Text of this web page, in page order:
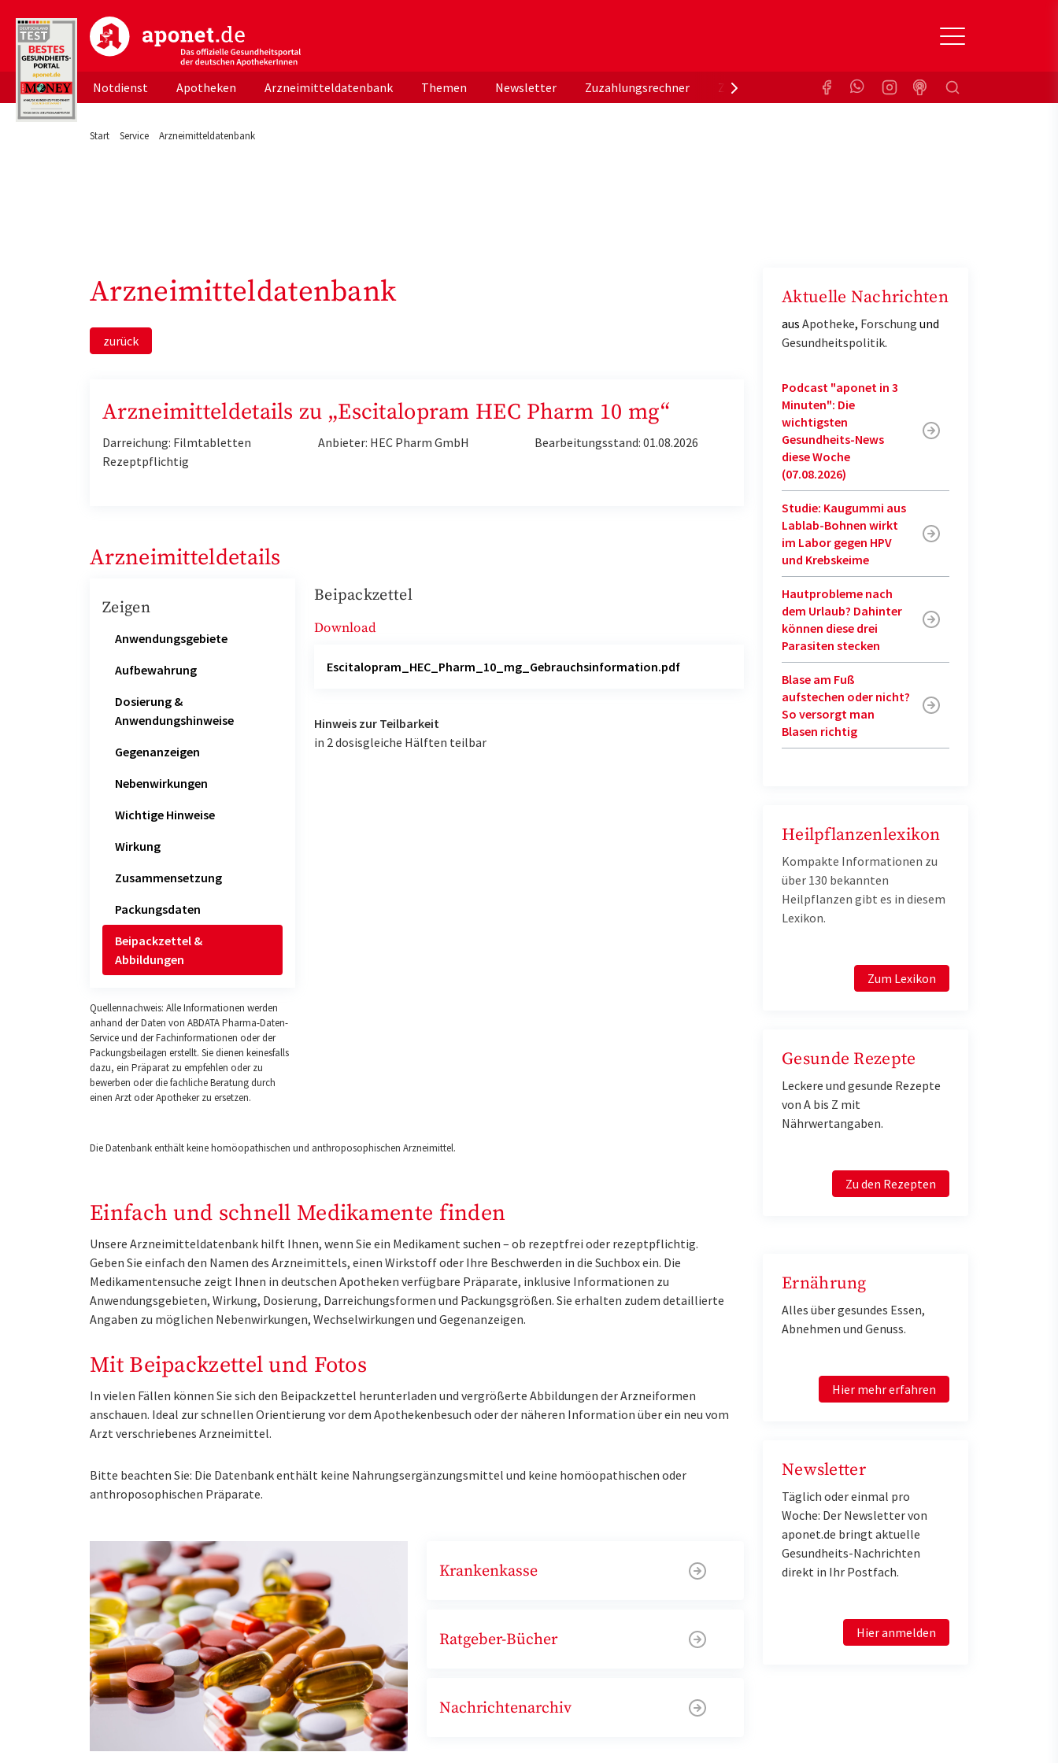
aponet.de - Das offizielle Gesundheitsportal der deutschen ApothekerInnen
Notdienst Apotheken Arzneimitteldatenbank Themen Newsletter Zuzahlungsrechner Zuzahlungsbefreiung KrankenkasseSuchen
Start Service Arzneimitteldatenbank
Arzneimitteldatenbank
zurück
Arzneimitteldetails zu „Escitalopram HEC Pharm 10 mg“
Darreichung: Filmtabletten
Rezeptpflichtig
Anbieter: HEC Pharm GmbH Bearbeitungsstand: 01.08.2026
Arzneimitteldetails
Zeigen
Anwendungsgebiete
Aufbewahrung
Dosierung &
Anwendungshinweise
Gegenanzeigen
Nebenwirkungen
Wichtige Hinweise
Wirkung
Zusammensetzung
Packungsdaten
Beipackzettel &
Abbildungen
Quellennachweis: Alle Informationen werden
anhand der Daten von ABDATA Pharma-Daten-
Service und der Fachinformationen oder der
Packungsbeilagen erstellt. Sie dienen keinesfalls
dazu, ein Präparat zu empfehlen oder zu
bewerben oder die fachliche Beratung durch
einen Arzt oder Apotheker zu ersetzen.
Beipackzettel
Download
Escitalopram_HEC_Pharm_10_mg_Gebrauchsinformation.pdf
Hinweis zur Teilbarkeit
in 2 dosisgleiche Hälften teilbar
Die Datenbank enthält keine homöopathischen und anthroposophischen Arzneimittel.
Einfach und schnell Medikamente finden
Unsere Arzneimitteldatenbank hilft Ihnen, wenn Sie ein Medikament suchen – ob rezeptfrei oder rezeptpflichtig.
Geben Sie einfach den Namen des Arzneimittels, einen Wirkstoff oder Ihre Beschwerden in die Suchbox ein. Die
Medikamentensuche zeigt Ihnen in deutschen Apotheken verfügbare Präparate, inklusive Informationen zu
Anwendungsgebieten, Wirkung, Dosierung, Darreichungsformen und Packungsgrößen. Sie erhalten zudem detaillierte
Angaben zu möglichen Nebenwirkungen, Wechselwirkungen und Gegenanzeigen.
Mit Beipackzettel und Fotos
In vielen Fällen können Sie sich den Beipackzettel herunterladen und vergrößerte Abbildungen der Arzneiformen
anschauen. Ideal zur schnellen Orientierung vor dem Apothekenbesuch oder der näheren Information über ein neu vom
Arzt verschriebenes Arzneimittel.
Bitte beachten Sie: Die Datenbank enthält keine Nahrungsergänzungsmittel und keine homöopathischen oder
anthroposophischen Präparate.
Krankenkasse
Ratgeber-Bücher
Nachrichtenarchiv
Aktuelle Nachrichten
aus Apotheke, Forschung und
Gesundheitspolitik.
Podcast "aponet in 3
Minuten": Die
wichtigsten
Gesundheits-News
diese Woche
(07.08.2026)
Studie: Kaugummi aus
Lablab-Bohnen wirkt
im Labor gegen HPV
und Krebskeime
Hautprobleme nach
dem Urlaub? Dahinter
können diese drei
Parasiten stecken
Blase am Fuß
aufstechen oder nicht?
So versorgt man
Blasen richtig
Heilpflanzenlexikon
Kompakte Informationen zu
über 130 bekannten
Heilpflanzen gibt es in diesem
Lexikon.
Zum Lexikon
Gesunde Rezepte
Leckere und gesunde Rezepte
von A bis Z mit
Nährwertangaben.
Zu den Rezepten
Ernährung
Alles über gesundes Essen,
Abnehmen und Genuss.
Hier mehr erfahren
Newsletter
Täglich oder einmal pro
Woche: Der Newsletter von
aponet.de bringt aktuelle
Gesundheits-Nachrichten
direkt in Ihr Postfach.
Hier anmelden